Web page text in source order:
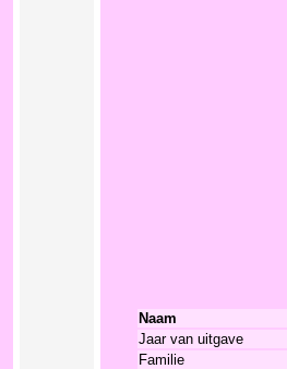
Naam
Jaar van uitgave
Familie